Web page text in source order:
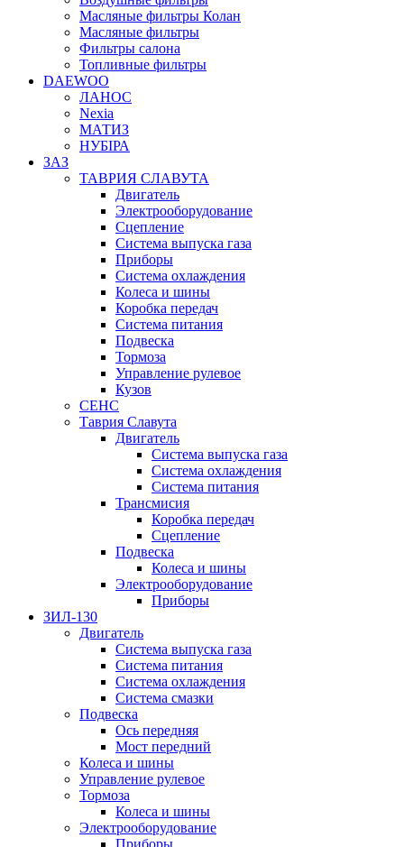
Масляные фильтры Колан
Масляные фильтры
Фильтры салона
Топливные фильтры
DAEWOO
ЛАНОС
Nexia
МАТИЗ
НУБІРА
ЗАЗ
ТАВРИЯ СЛАВУТА
Двигатель
Электрооборудование
Сцепление
Система выпуска газа
Приборы
Система охлаждения
Колеса и шины
Коробка передач
Система питания
Подвеска
Тормоза
Управление рулевое
Кузов
СЕНС
Таврия Славута
Двигатель
Система выпуска газа
Система охлаждения
Система питания
Трансмисия
Коробка передач
Сцепление
Подвеска
Колеса и шины
Электрооборудование
Приборы
ЗИЛ-130
Двигатель
Система выпуска газа
Система питания
Система охлаждения
Система смазки
Подвеска
Ось передняя
Мост передний
Колеса и шины
Управление рулевое
Тормоза
Колеса и шины
Электрооборудование
Приборы